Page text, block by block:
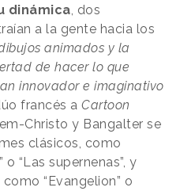
dinámica, dos
a la gente hacia los
animados y la
de hacer lo que
innovador e imaginativo
francés a Cartoon
Christo y Bangalter se
clásicos, como
o “Las supernenas”, y
“Evangelion” o